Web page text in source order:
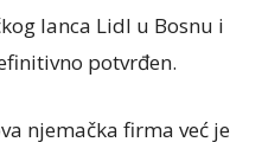
lanca Lidl u Bosnu i
potvrđen.
njemačka firma već je